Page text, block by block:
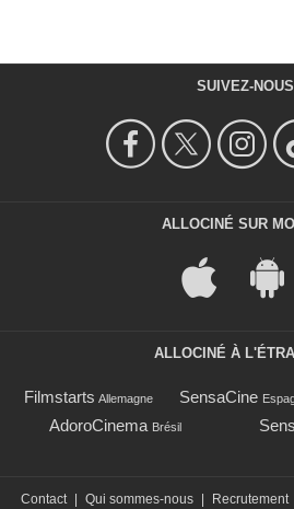
SUIVEZ-NOUS
ALLOCINÉ SUR
ALLOCINÉ À
Filmstarts Allemagne SensaCine
AdoroCinema Brésil
Contact Qui sommes-nous Recrutement